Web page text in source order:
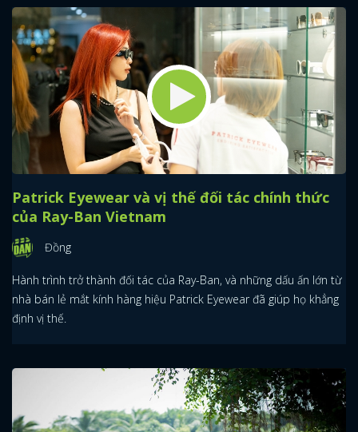
Patrick Eyewear và vị thế đối tác chính thức
của Ray-Ban Vietnam
Đồng
Hành trình trở thành đối tác của Ray-Ban, và những dấu ấn lớn từ
nhà bán lẻ mắt kính hàng hiệu Patrick Eyewear đã giúp họ khẳng
định vị thế.